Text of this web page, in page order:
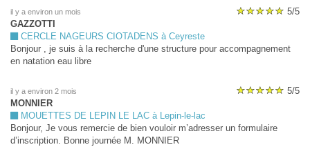
il y a environ un mois
5/5
GAZZOTTI
CERCLE NAGEURS CIOTADENS à Ceyreste
Bonjour , je suis à la recherche d'une structure pour accompagnement
en natation eau libre
il y a environ 2 mois
5/5
MONNIER
MOUETTES DE LEPIN LE LAC à Lepin-le-lac
Bonjour, Je vous remercie de bien vouloir m’adresser un formulaire
d’inscription. Bonne journée M. MONNIER